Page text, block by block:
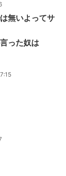
無いよってサ
った奴は